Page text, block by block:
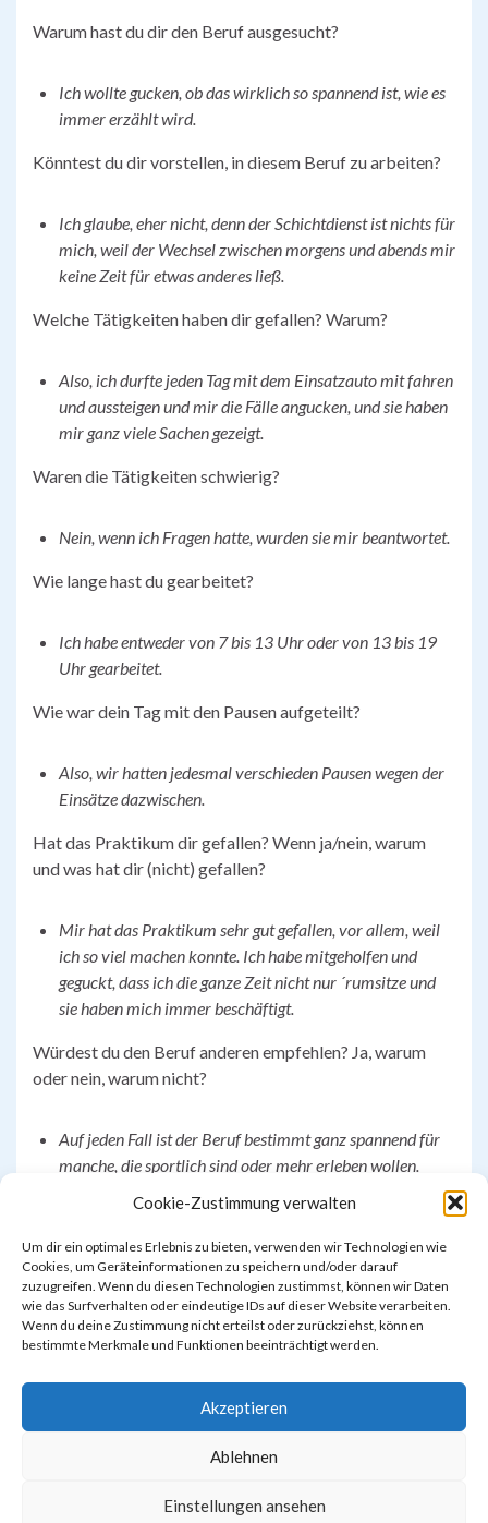
Cookie-Zustimmung verwalten
Um dir ein optimales Erlebnis zu bieten, verwenden wir Technologien wie
Cookies, um Geräteinformationen zu speichern und/oder darauf
zuzugreifen. Wenn du diesen Technologien zustimmst, können wir Daten
wie das Surfverhalten oder eindeutige IDs auf dieser Website verarbeiten.
Wenn du deine Zustimmung nicht erteilst oder zurückziehst, können
bestimmte Merkmale und Funktionen beeinträchtigt werden.
Akzeptieren
Ablehnen
Einstellungen ansehen
Warum hast du dir den Beruf ausgesucht?
Ich wollte gucken, ob das wirklich so spannend ist, wie es
immer erzählt wird.
Könntest du dir vorstellen, in diesem Beruf zu arbeiten?
Ich glaube, eher nicht, denn der Schichtdienst ist nichts für
mich, weil der Wechsel zwischen morgens und abends mir
keine Zeit für etwas anderes ließ.
Welche Tätigkeiten haben dir gefallen? Warum?
Also, ich durfte jeden Tag mit dem Einsatzauto mit fahren
und aussteigen und mir die Fälle angucken, und sie haben
mir ganz viele Sachen gezeigt.
Waren die Tätigkeiten schwierig?
Nein, wenn ich Fragen hatte, wurden sie mir beantwortet.
Wie lange hast du gearbeitet?
Ich habe entweder von 7 bis 13 Uhr oder von 13 bis 19
Uhr gearbeitet.
Wie war dein Tag mit den Pausen aufgeteilt?
Also, wir hatten jedesmal verschieden Pausen wegen der
Einsätze dazwischen.
Hat das Praktikum dir gefallen? Wenn ja/nein, warum
und was hat dir (nicht) gefallen?
Mir hat das Praktikum sehr gut gefallen, vor allem, weil
ich so viel machen konnte. Ich habe mitgeholfen und
geguckt, dass ich die ganze Zeit nicht nur ´rumsitze und
sie haben mich immer beschäftigt.
Würdest du den Beruf anderen empfehlen? Ja, warum
oder nein, warum nicht?
Auf jeden Fall ist der Beruf bestimmt ganz spannend für
manche, die sportlich sind oder mehr erleben wollen.
Danke!
Impressum & Datenschutzerklärung